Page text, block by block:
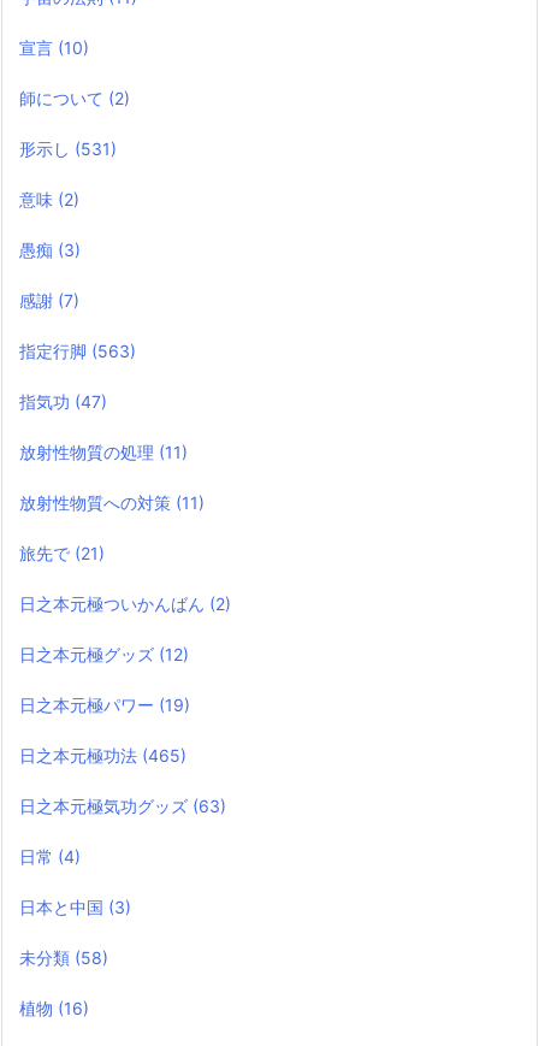
宣言 (10)
師について (2)
形示し (531)
意味 (2)
愚痴 (3)
感謝 (7)
指定行脚 (563)
指気功 (47)
放射性物質の処理 (11)
放射性物質への対策 (11)
旅先で (21)
日之本元極ついかんばん (2)
日之本元極グッズ (12)
日之本元極パワー (19)
日之本元極功法 (465)
日之本元極気功グッズ (63)
日常 (4)
日本と中国 (3)
未分類 (58)
植物 (16)